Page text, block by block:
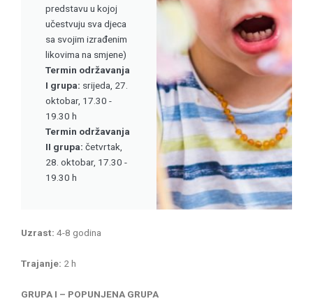
predstavu u kojoj
učestvuju sva djeca
sa svojim izrađenim
likovima na smjene)
Termin održavanja
I grupa: srijeda, 27.
oktobar, 17.30 -
19.30 h
Termin održavanja
II grupa: četvrtak,
28. oktobar, 17.30 -
19.30 h
Uzrast: 4-8 godina
Trajanje: 2 h
GRUPA I – POPUNJENA GRUPA